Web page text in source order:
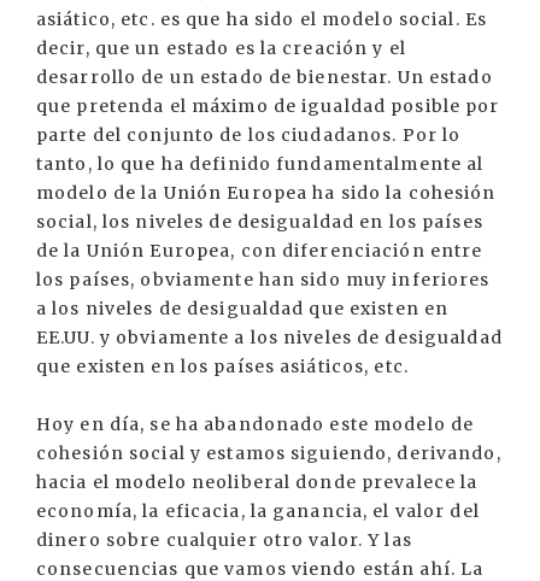
asiático, etc. es que ha sido el modelo social. Es
decir, que un estado es la creación y el
desarrollo de un estado de bienestar. Un estado
que pretenda el máximo de igualdad posible por
parte del conjunto de los ciudadanos. Por lo
tanto, lo que ha definido fundamentalmente al
modelo de la Unión Europea ha sido la cohesión
social, los niveles de desigualdad en los países
de la Unión Europea, con diferenciación entre
los países, obviamente han sido muy inferiores
a los niveles de desigualdad que existen en
EE.UU. y obviamente a los niveles de desigualdad
que existen en los países asiáticos, etc.
Hoy en día, se ha abandonado este modelo de
cohesión social y estamos siguiendo, derivando,
hacia el modelo neoliberal donde prevalece la
economía, la eficacia, la ganancia, el valor del
dinero sobre cualquier otro valor. Y las
consecuencias que vamos viendo están ahí. La